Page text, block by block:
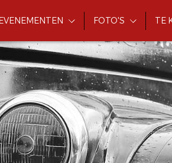
FOTO'S TE